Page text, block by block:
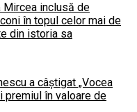
Mircea inclusă de
în topul celor mai de
din istoria sa
a câștigat „Vocea
premiul în valoare de